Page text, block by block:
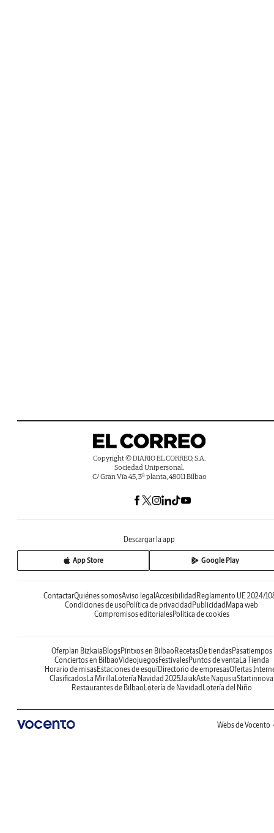
Copyright © DIARIO EL CORREO, S.A.
Sociedad Unipersonal.
C/ Gran Vía 45, 3ª planta, 48011 Bilbao
Descargar la app
App Store Google Play
ContactarQuiénes somosAviso legal Accesibilidad Reglamento UE 2024/
Condiciones de uso Política de privacidad Publicidad Mapa web
Compromisos editorialesPolítica de cookies
Oferplan Bizkaia BlogsPintxos en Bilbao RecetasDe tiendasPasatiempos
Conciertos en BilbaoVideojuegosFestivalesPuntos de venta La Tienda
Horario de misasEstaciones de esquíDirectorio de empresasOfertas
Clasificados La Mirilla Lotería Navidad 2025JaiakAste NagusiaStartinnova
Restaurantes de Bilbao Lotería de Navidad Lotería del Niño
Webs de Vocento